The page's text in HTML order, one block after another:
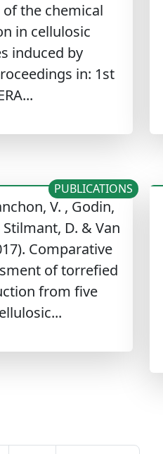
the chemical
in cellulosic
induced by
in: 1st
V. , Godin,
Stilmant, D. & Van
Comparative
of torrefied
from five
PUBLICATIONS